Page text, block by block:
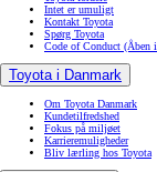
Intet er umuligt
Kontakt Toyota
Spørg Toyota
Code of Conduct (Åben
Toyota i Danmark
Om Toyota Danmark
Kundetilfredshed
Fokus på miljøet
Karrieremuligheder
Bliv lærling hos Toyota